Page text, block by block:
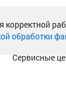
Гарантийное
Сервисные
корректной
обработки